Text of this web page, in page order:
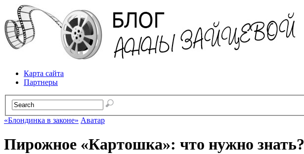
Карта сайта
Партнеры
«Блондинка в законе» Аватар
Пирожное «Картошка»: что нужно знать?